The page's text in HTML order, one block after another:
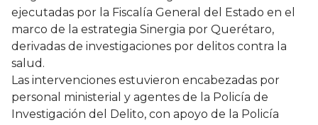
ejecutadas por la Fiscalía General del Estado en el
marco de la estrategia Sinergia por Querétaro,
derivadas de investigaciones por delitos contra la
salud.
Las intervenciones estuvieron encabezadas por
personal ministerial y agentes de la Policía de
Investigación del Delito, con apoyo de la Policía